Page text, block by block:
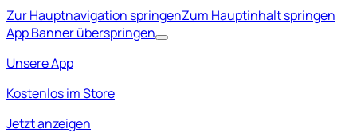
Zur Hauptnavigation springenZum Hauptinhalt springen
App Banner überspringen
Unsere App
Kostenlos im Store
Jetzt anzeigen